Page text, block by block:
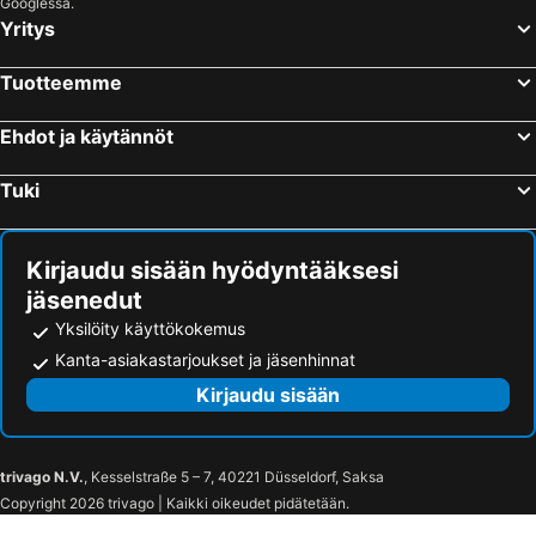
Yritys
Tuotteemme
Ehdot ja käytännöt
Tuki
Kirjaudu sisään hyödyntääksesi
jäsenedut
Yksilöity käyttökokemus
Kanta-asiakastarjoukset ja jäsenhinnat
Kirjaudu sisään
trivago N.V., Kesselstraße 5 – 7, 40221 Düsseldorf, Saksa
Copyright 2026 trivago | Kaikki oikeudet pidätetään.